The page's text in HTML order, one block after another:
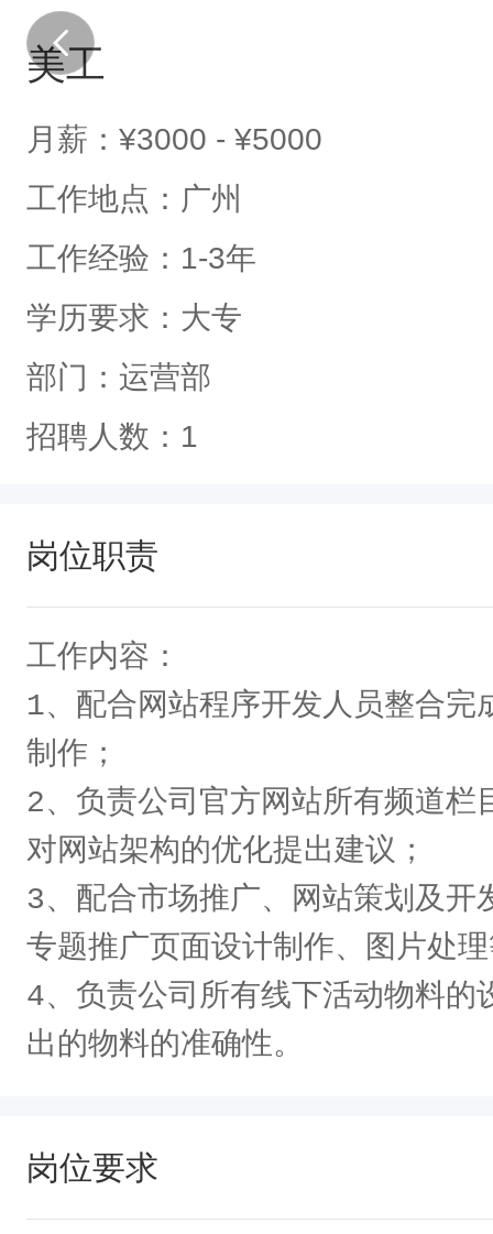
美工
月薪： ¥3000 - ¥5000
工作地点： 广州
工作经验： 1-3年
学历要求： 大专
部门： 运营部
招聘人数： 1
岗位职责
工作内容：
1、配合网站程序开发人员整合完
制作；
2、负责公司官方网站所有频道栏
对网站架构的优化提出建议；
3、配合市场推广、网站策划及开
专题推广页面设计制作、图片处
4、负责公司所有线下活动物料的
岗位要求